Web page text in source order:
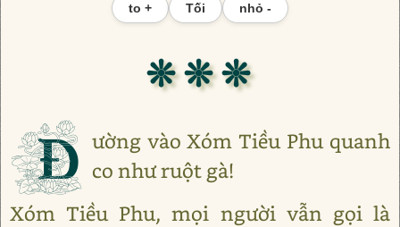
to + Tối nhỏ -
❊ ❊ ❊
Đ ường vào Xóm Tiều Phu quanh
co như ruột gà!
Xóm Tiều Phu, mọi người vẫn gọi là